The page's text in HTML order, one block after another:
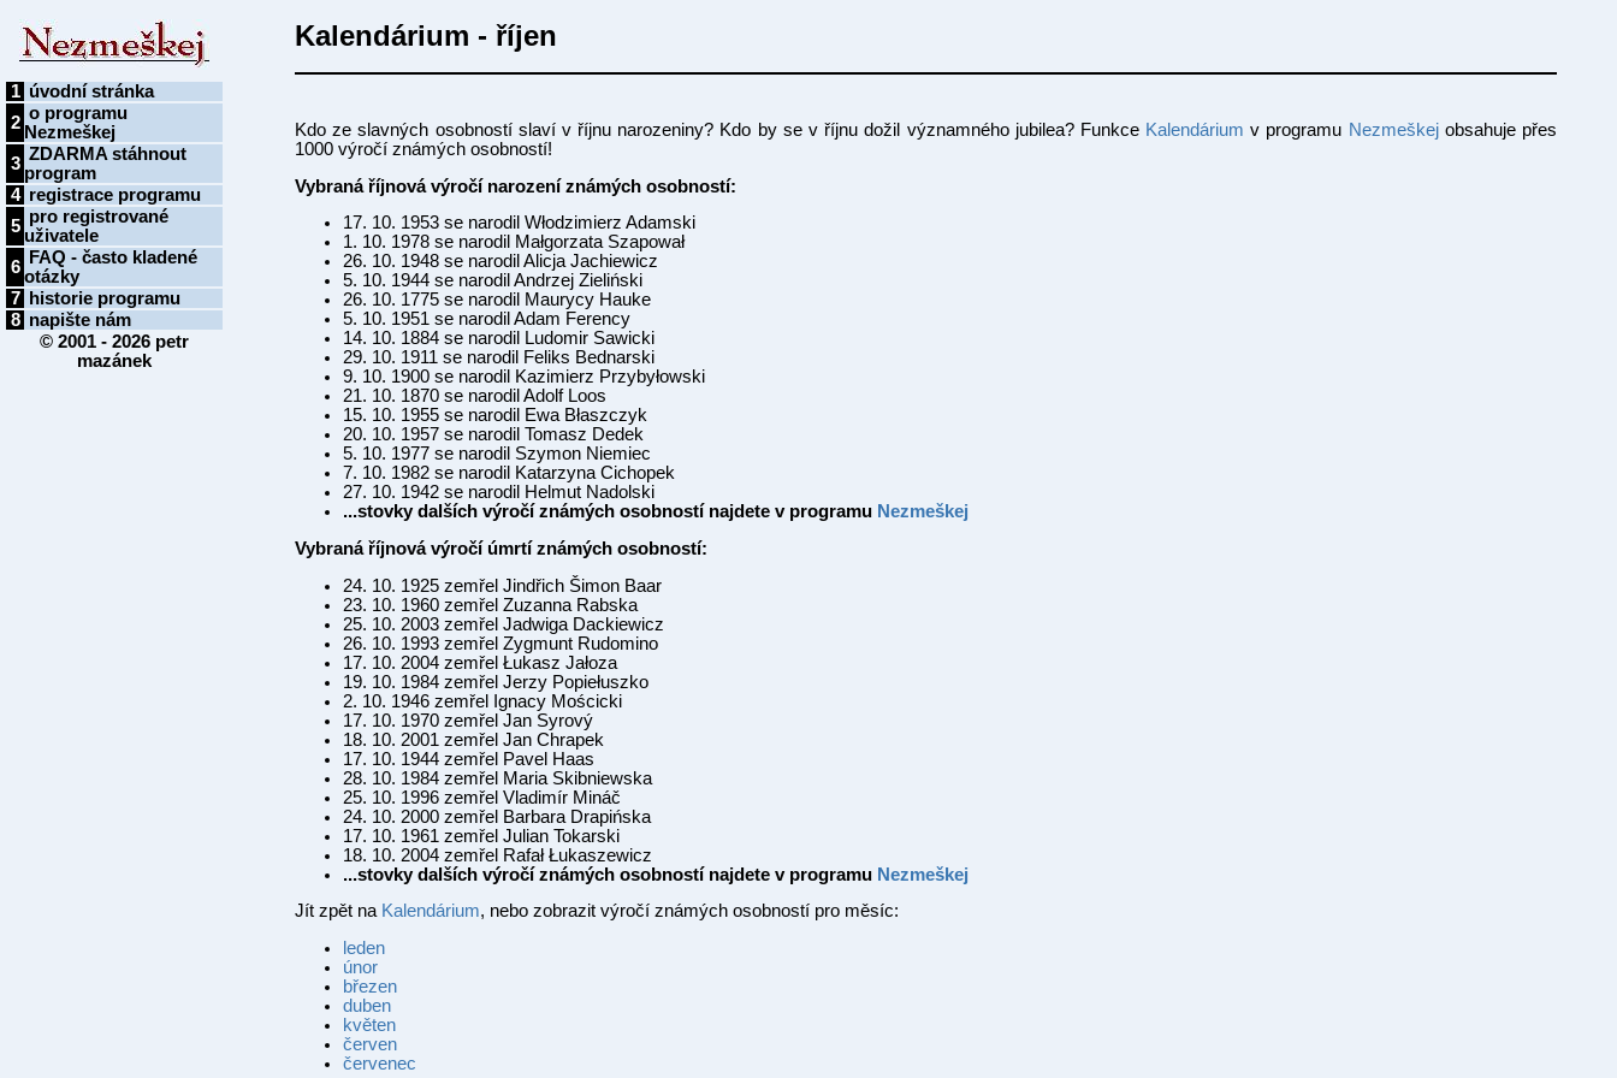
1 úvodní stránka
2 o programu
Nezmeškej
3 ZDARMA stáhnout
program
4 registrace programu
5 pro registrované
uživatele
6
FAQ - často kladené
otázky
7
historie programu
8 napište nám
© 2001 - 2026 petr
mazánek
Kalendárium - říjen
Kdo ze slavných osobností slaví v říjnu narozeniny? Kdo by se v říjnu dožil významného jubilea? Funkce Kalendárium v programu Nezmeškejobsahuje přes
1000 výročí známých osobností!
Vybraná říjnová výročí narození známých osobností:
17. 10. 1953 se narodil Włodzimierz Adamski
1. 10. 1978 se narodil Małgorzata Szapował
26. 10. 1948 se narodil Alicja Jachiewicz
5. 10. 1944 se narodil Andrzej Zieliński
26. 10. 1775 se narodil Maurycy Hauke
5. 10. 1951 se narodil Adam Ferency
14. 10. 1884 se narodil Ludomir Sawicki
29. 10. 1911 se narodil Feliks Bednarski
9. 10. 1900 se narodil Kazimierz Przybyłowski
21. 10. 1870 se narodil Adolf Loos
15. 10. 1955 se narodil Ewa Błaszczyk
20. 10. 1957 se narodil Tomasz Dedek
5. 10. 1977 se narodil Szymon Niemiec
7. 10. 1982 se narodil Katarzyna Cichopek
27. 10. 1942 se narodil Helmut Nadolski
...stovky dalších výročí známých osobností najdete v programu Nezmeškej
Vybraná říjnová výročí úmrtí známých osobností:
24. 10. 1925 zemřel Jindřich Šimon Baar
23. 10. 1960 zemřel Zuzanna Rabska
25. 10. 2003 zemřel Jadwiga Dackiewicz
26. 10. 1993 zemřel Zygmunt Rudomino
17. 10. 2004 zemřel Łukasz Jałoza
19. 10. 1984 zemřel Jerzy Popiełuszko
2. 10. 1946 zemřel Ignacy Mościcki
17. 10. 1970 zemřel Jan Syrový
18. 10. 2001 zemřel Jan Chrapek
17. 10. 1944 zemřel Pavel Haas
28. 10. 1984 zemřel Maria Skibniewska
25. 10. 1996 zemřel Vladimír Mináč
24. 10. 2000 zemřel Barbara Drapińska
17. 10. 1961 zemřel Julian Tokarski
18. 10. 2004 zemřel Rafał Łukaszewicz
...stovky dalších výročí známých osobností najdete v programu Nezmeškej
Jít zpět na Kalendárium, nebo zobrazit výročí známých osobností pro měsíc:
leden
únor
březen
duben
květen
červen
červenec